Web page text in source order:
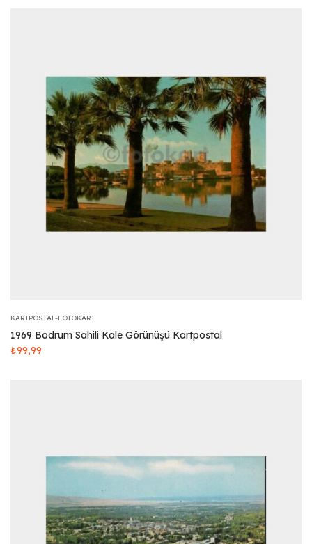
KARTPOSTAL-FOTOKART
1969 Bodrum Sahili Kale Görünüşü Kartpostal
₺99,99